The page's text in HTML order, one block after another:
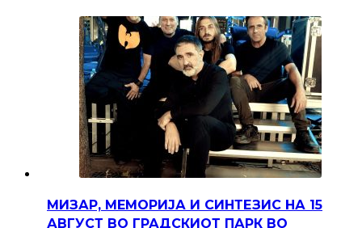
МИЗАР, МЕМОРИЈА И СИНТЕЗИС НА 15
АВГУСТ ВО ГРАДСКИОТ ПАРК ВО